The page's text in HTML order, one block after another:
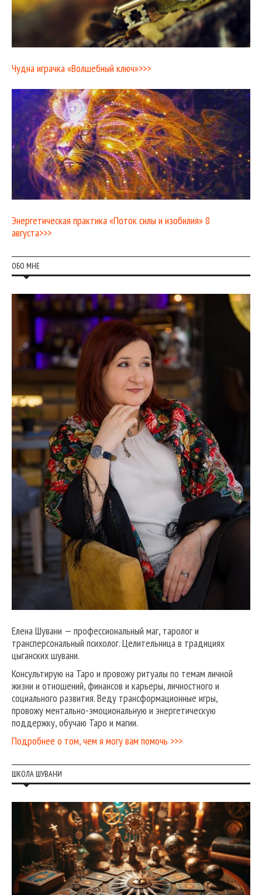
Чудна играчка «Волшебный ключ»>>>
Энергетическая практика «Поток силы и изобилия» 8
августа>>>
ОБО МНЕ
Елена Шувани — профессиональный маг, таролог и
трансперсональный психолог. Целительница в традициях
цыганских шувани.
Консультирую на Таро и провожу ритуалы по темам личной
жизни и отношений, финансов и карьеры, личностного и
социального развития. Веду трансформационные игры,
провожу ментально-эмоциональную и энергетическую
поддержку, обучаю Таро и магии.
Подробнее о том, чем я могу вам помочь >>>
ШКОЛА ШУВАНИ